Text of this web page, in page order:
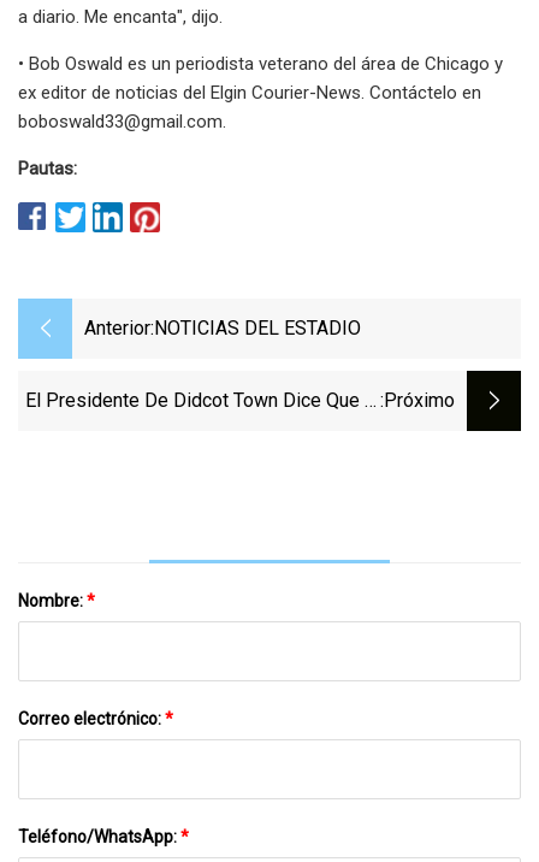
a diario. Me encanta", dijo.
• Bob Oswald es un periodista veterano del área de Chicago y
ex editor de noticias del Elgin Courier-News. Contáctelo en
boboswald33@gmail.com.
Pautas:
Anterior: NOTICIAS DEL ESTADIO
El Presidente De Didcot Town Dice Que El :próximo
Nombre:*
Correo electrónico:*
Teléfono/WhatsApp:*